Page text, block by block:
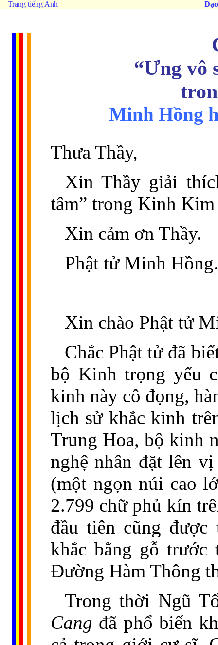
Trang tiếng Anh
“Ưng vô
Minh Hồng
Thưa Thầy,
Xin Thầy giải
tâm” trong Kinh Kim
Xin cảm ơn Thầy.
Phật tử Minh Hồng.
Xin chào Phật tử
Chắc Phật tử đã
bộ Kinh trọng yếu
kinh này cô đọng,
lịch sử khắc kinh
Trung Hoa, bộ kinh
nghệ nhân đặt lên
(một ngọn núi cao
2.799 chữ phủ kín
đầu tiên cũng
khắc bằng gỗ trước
Đường Hàm Thông
Trong thời Ngũ
Cang đã phổ biến